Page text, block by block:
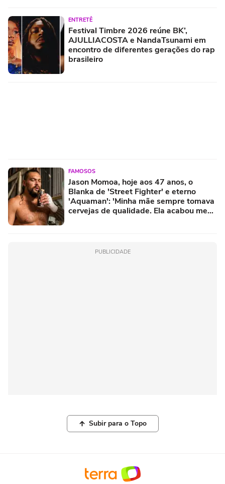
ENTRETÊ
Festival Timbre 2026 reúne BK’,
AJULLIACOSTA e NandaTsunami em
encontro de diferentes gerações do rap
brasileiro
FAMOSOS
Jason Momoa, hoje aos 47 anos, o
Blanka de 'Street Fighter' e eterno
'Aquaman': 'Minha mãe sempre tomava
cervejas de qualidade. Ela acabou me
PUBLICIDADE
Subir para o Topo